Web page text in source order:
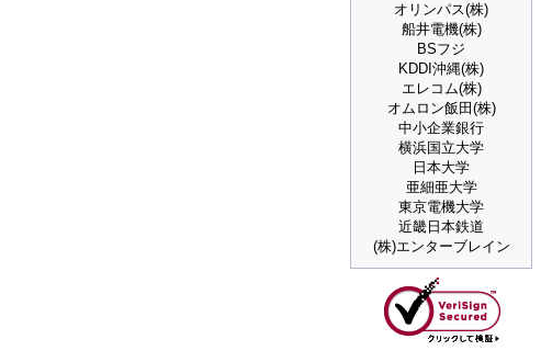
オリンパス(株)
船井電機(株)
BSフジ
KDDI沖縄(株)
エレコム(株)
オムロン飯田(株)
中小企業銀行
横浜国立大学
日本大学
亜細亜大学
東京電機大学
近畿日本鉄道
(株)エンターブレイン